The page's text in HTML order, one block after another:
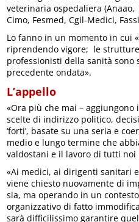
veterinaria ospedaliera (Anaao,
Cimo, Fesmed, Cgil-Medici,
Lo fanno in un momento in cui
riprendendo vigore; le
professionisti della sanità sono
precedente ondata».
L’appello
«Ora più che mai –
scelte di indirizzo politico,
‘forti’, basate su una seria e
medio e lungo termine che
valdostani e il lavoro di tutti
«Ai medici, ai dirigenti sanitari
viene chiesto nuovamente di
sia, ma operando in un
organizzativo di fatto
sarà difficilissimo garantire